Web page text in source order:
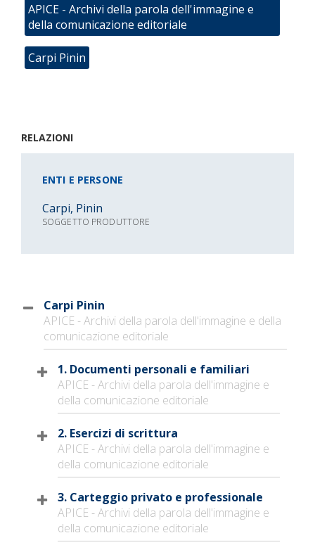
APICE - Archivi della parola dell'immagine e
della comunicazione editoriale
Carpi Pinin
RELAZIONI
ENTI E PERSONE
Carpi, Pinin
SOGGETTO PRODUTTORE
Carpi Pinin
APICE - Archivi della parola dell'immagine e della
comunicazione editoriale
1. Documenti personali e familiari
APICE - Archivi della parola dell'immagine e
della comunicazione editoriale
2. Esercizi di scrittura
APICE - Archivi della parola dell'immagine e
della comunicazione editoriale
3. Carteggio privato e professionale
APICE - Archivi della parola dell'immagine e
della comunicazione editoriale